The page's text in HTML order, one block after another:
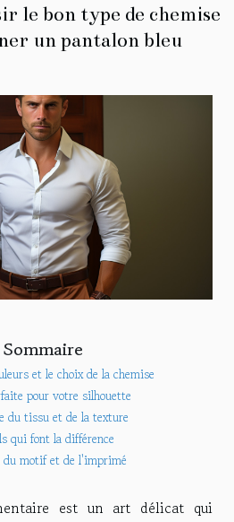
le bon type de chemise
un pantalon bleu
Sommaire
et le choix de la chemise
pour votre silhouette
du tissu et de la texture
qui font la différence
du motif et de l'imprimé
est un art délicat qui